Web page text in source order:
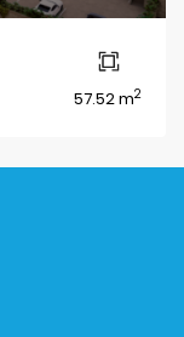
57.52 m2